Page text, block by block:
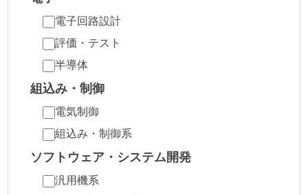
電子回路設計
評価・テスト
半導体
組込み・制御
電気制御
組込み・制御系
ソフトウェア・システム開発
汎用機系